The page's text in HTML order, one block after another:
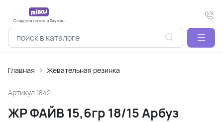
Сладости оптом в Якутске
Главная Жевательная резинка
Артикул 1842
ЖР ФАЙВ 15,6гр 18/15 Арбуз